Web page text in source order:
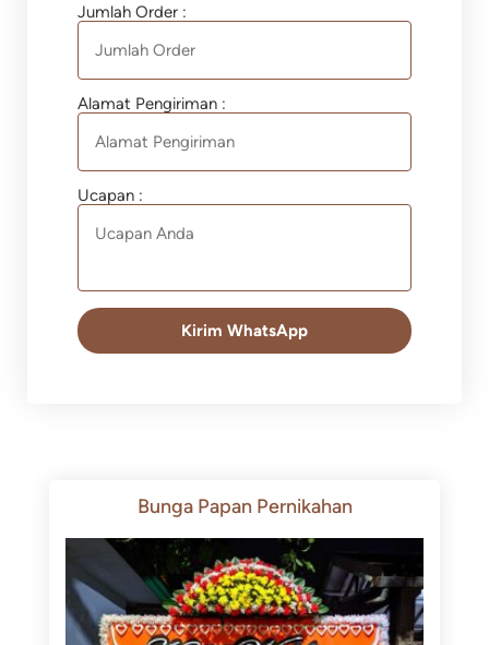
Jumlah Order :
Alamat Pengiriman :
Ucapan :
Kirim WhatsApp
Bunga Papan Pernikahan